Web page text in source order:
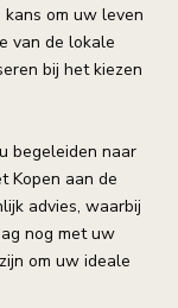
om uw leven
van de lokale
bij het kiezen
begeleiden naar
Kopen aan de
advies, waarbij
nog met uw
om uw ideale